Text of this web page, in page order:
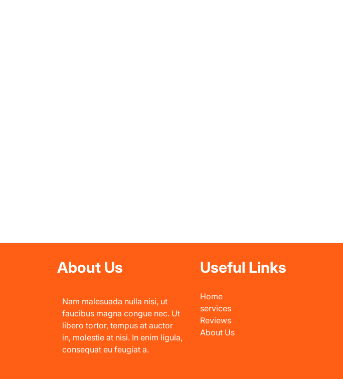
About Us
Nam malesuada nulla nisi, ut
faucibus magna congue nec. Ut
libero tortor, tempus at auctor
in, molestie at nisi. In enim ligula,
consequat eu feugiat a.
Useful Links
Home
services
Reviews
About Us